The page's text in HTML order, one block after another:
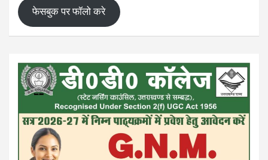
फेसबुक पर फॉलो करे